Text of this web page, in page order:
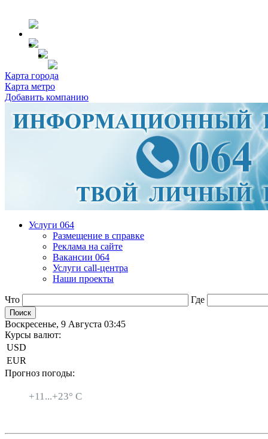
Карта города
Карта метро
Добавить компанию
Услуги 064
Размещение в справке
Реклама на сайте
Вакансии 064
Услуги call-центра
Наши проекты
Что Где
Воскресенье, 9 Августа 03:45
Курсы валют:
USD
EUR
Прогноз погоды:
+11...+23° C